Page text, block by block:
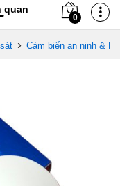
quan
0
› Cảm biến an ninh &